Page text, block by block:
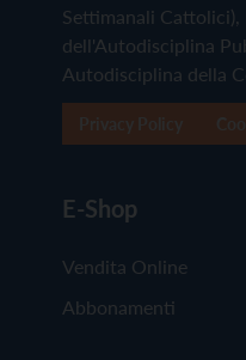
Settimanali
dell'Autodisciplina
Autodisciplina della
E-Shop
Vendita Online
Abbonamenti